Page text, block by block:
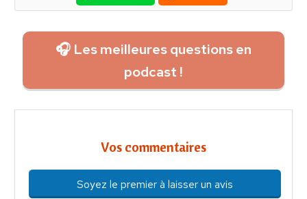
🎧 Les meilleures questions en
podcast !
Vos commentaires
Soyez le premier à laisser un avis